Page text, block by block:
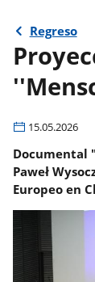
Regreso
15.05.2026
Documental
Paweł
Europeo en